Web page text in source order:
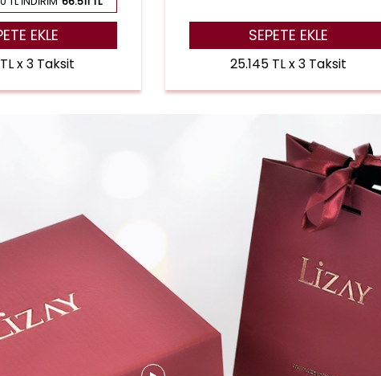
EKLE
x 3 Taksit
SEPETE EKLE
25.145 TL x 3 Taksit